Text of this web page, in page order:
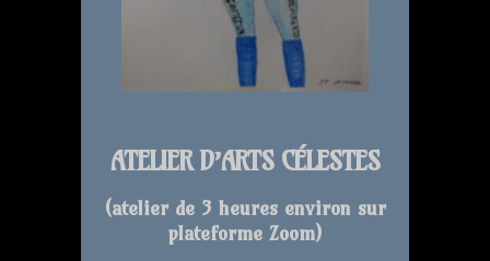
ATELIER D’ARTS CÉLESTES
(atelier de 3 heures environ sur
plateforme Zoom)